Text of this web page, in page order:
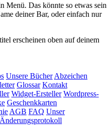
Menü. Das könnte so etwas sein
deiner Bar, oder einfach nur
erscheinen oben auf deinem
Unsere Bücher Abzeichen
Glossar Kontakt
Widget-Ersteller Wordpress-
Geschenkkarten
AGB FAQ Unser
Änderungsprotokoll